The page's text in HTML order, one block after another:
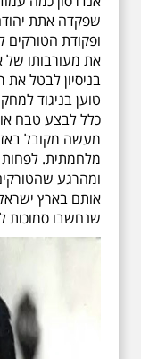
שפקדה אתת
ופקודת
את מעורבותו של
בניסיון לבטל את
טוען בניגוד
כלל לבצע טבח או
מעשה מקובל
מלחמתית. לפחות
ומהרגע
אותם בארץ ישראל
שנחשבו סמוכות